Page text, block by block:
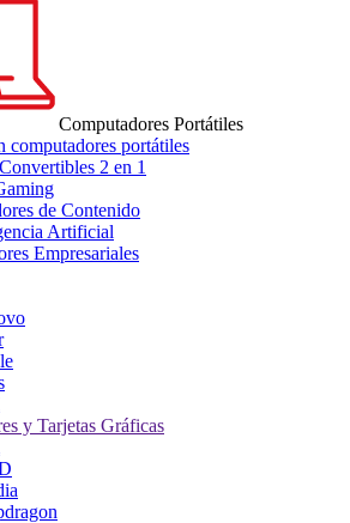
Computadores Portátiles
computadores portátiles
2 en 1
de Contenido
Artificial
Empresariales
y Tarjetas Gráficas